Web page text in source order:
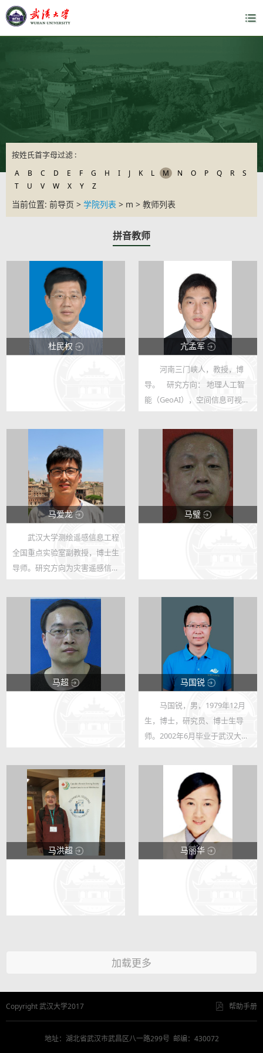
按姓氏首字母过滤 :
A B C D E F G H I J K L M N O P Q R
S
T
U V W X Y Z
当前位置: 前导页 > 学院列表 > m > 教师列表
拼音教师
杜民权 亢孟军
123
63
河南三门峡人，教授，博
导。 研究方向： 地理人工智
能（GeoAI），空间信息可视
成果被广泛应用于航空机载电子
地图系统装备、全国地名地址普
查以及大型公益/商用电子地
图。参与获得J...
马爱龙
123
91
武汉大学测绘遥感信息工程
全国重点实验室副教授，博士生
导师。研究方向为灾害遥感信息
态遥感影像配准与制图、灾害损
毁遥感评估、视觉语言大模型、
无人机实时遥感等，在RSE、
ISPRS P&...
马璧
马超 马国锐
123
27
马国锐，男，1979年12月
生，博士，研究员、博士生导
师。2002年6月毕业于武汉大学
毕业武汉大学测绘遥感信息工程
国家重点实验室。长期从事摄影
测量与遥感在公安反恐和灾害应
急领域的应...
马洪超 马丽华
加载更多
Copyright 武汉大学2017 帮助手册
地址：湖北省武汉市武昌区八一路299号 邮编：430072